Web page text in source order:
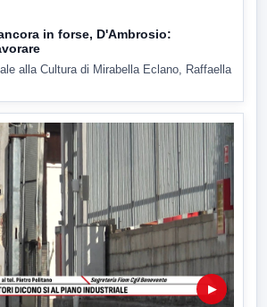
in forse, D'Ambrosio:
alla Cultura di Mirabella Eclano, Raffaella
▶